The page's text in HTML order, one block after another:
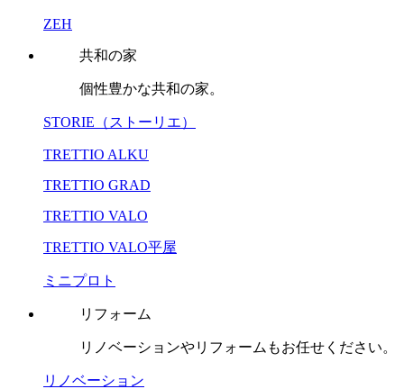
ZEH
共和の家
個性豊かな共和の家。
STORIE（ストーリエ）
TRETTIO ALKU
TRETTIO GRAD
TRETTIO VALO
TRETTIO VALO平屋
ミニプロト
リフォーム
リノベーションやリフォームもお任せください。
リノベーション